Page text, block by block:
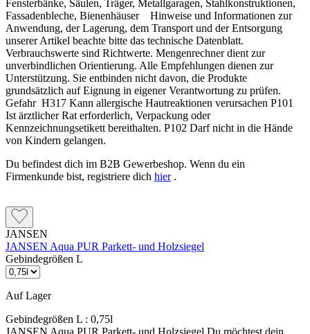
Fensterbänke, Säulen, Träger, Metallgaragen, Stahlkonstruktionen,
Fassadenbleche, Bienenhäuser Hinweise und Informationen zur
Anwendung, der Lagerung, dem Transport und der Entsorgung
unserer Artikel beachte bitte das technische Datenblatt.
Verbrauchswerte sind Richtwerte. Mengenrechner dient zur
unverbindlichen Orientierung. Alle Empfehlungen dienen zur
Unterstützung. Sie entbinden nicht davon, die Produkte
grundsätzlich auf Eignung in eigener Verantwortung zu prüfen.
Gefahr H317 Kann allergische Hautreaktionen verursachen P101
Ist ärztlicher Rat erforderlich, Verpackung oder
Kennzeichnungsetikett bereithalten. P102 Darf nicht in die Hände
von Kindern gelangen.
Du befindest dich im B2B Gewerbeshop. Wenn du ein
Firmenkunde bist, registriere dich hier.
JANSEN
JANSEN Aqua PUR Parkett- und Holzsiegel
Gebindegrößen L
Auf Lager
Gebindegrößen L : 0,75l